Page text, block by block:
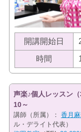
開講開始日
時間
声楽♪個人レッスン
10～
講師（所属）： 香月
ル・デライト代表）